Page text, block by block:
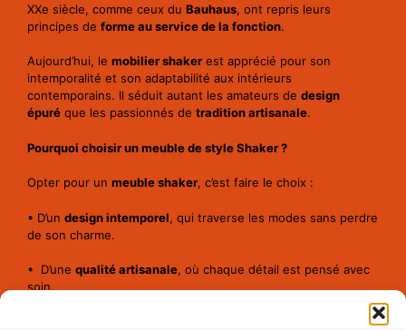
XXe siècle, comme ceux du Bauhaus, ont repris leurs
principes de forme au service de la fonction.
Aujourd’hui, le mobilier shaker est apprécié pour son
intemporalité et son adaptabilité aux intérieurs
contemporains. Il séduit autant les amateurs de design
épuré que les passionnés de tradition artisanale.
Pourquoi choisir un meuble de style Shaker ?
Opter pour un meuble shaker, c’est faire le choix :
• D’un design intemporel, qui traverse les modes sans perdre
de son charme.
• D’une qualité artisanale, où chaque détail est pensé avec
soin.
, en accord avec une vision